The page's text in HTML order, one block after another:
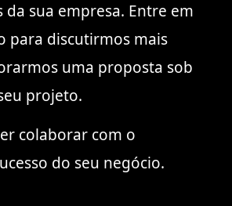
da sua empresa. Entre em
para discutirmos mais
uma proposta sob
projeto.
colaborar com o
do seu negócio.